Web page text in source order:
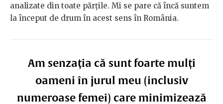
analizate din toate părțile. Mi se pare că încă suntem
la început de drum în acest sens în România.
Am senzația că sunt foarte mulți
oameni în jurul meu (inclusiv
numeroase femei) care minimizează